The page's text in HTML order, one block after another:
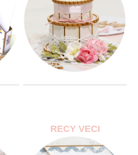
RECY VECI